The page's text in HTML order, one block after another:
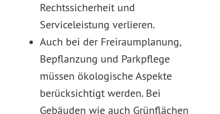
Rechtssicherheit und
Serviceleistung verlieren.
Auch bei der Freiraumplanung,
Bepflanzung und Parkpflege
müssen ökologische Aspekte
berücksichtigt werden. Bei
Gebäuden wie auch Grünflächen